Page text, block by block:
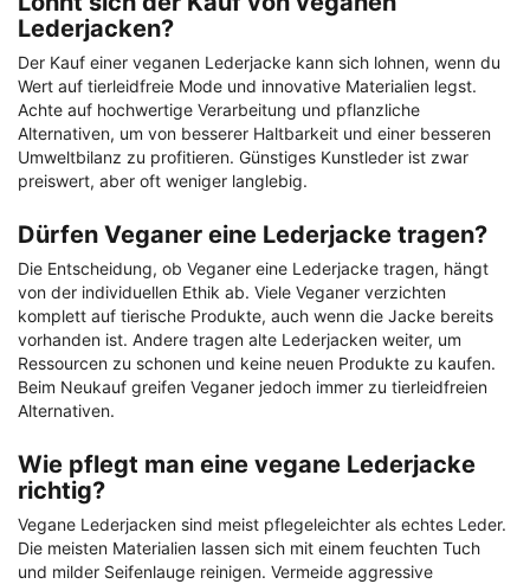
Lederjacken?
Der Kauf einer veganen Lederjacke kann sich lohnen, wenn du
Wert auf tierleidfreie Mode und innovative Materialien legst.
Achte auf hochwertige Verarbeitung und pflanzliche
Alternativen, um von besserer Haltbarkeit und einer besseren
Umweltbilanz zu profitieren. Günstiges Kunstleder ist zwar
preiswert, aber oft weniger langlebig.
Dürfen Veganer eine Lederjacke tragen?
Die Entscheidung, ob Veganer eine Lederjacke tragen, hängt
von der individuellen Ethik ab. Viele Veganer verzichten
komplett auf tierische Produkte, auch wenn die Jacke bereits
vorhanden ist. Andere tragen alte Lederjacken weiter, um
Ressourcen zu schonen und keine neuen Produkte zu kaufen.
Beim Neukauf greifen Veganer jedoch immer zu tierleidfreien
Alternativen.
Wie pflegt man eine vegane Lederjacke
richtig?
Vegane Lederjacken sind meist pflegeleichter als echtes Leder.
Die meisten Materialien lassen sich mit einem feuchten Tuch
und milder Seifenlauge reinigen. Vermeide aggressive